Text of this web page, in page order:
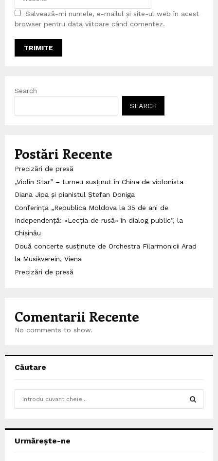
Salvează-mi numele, e-mailul și site-ul web în acest
browser pentru data viitoare când comentez.
Search
SEARCH
Postări Recente
Precizări de presă
„Violin Star” – turneu susținut în China de violonista
Diana Jipa și pianistul Ștefan Doniga
Conferința „Republica Moldova la 35 de ani de
Independență: «Lecția de rusă» în dialog public”, la
Chișinău
Două concerte susținute de Orchestra Filarmonicii Arad
la Musikverein, Viena
Precizări de presă
Comentarii Recente
No comments to show.
Căutare
h
Urmărește-ne